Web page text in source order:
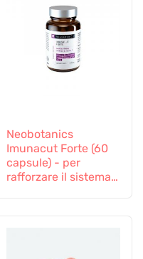
Neobotanics
Imunacut Forte (60
capsule) - per
rafforzare il sistema